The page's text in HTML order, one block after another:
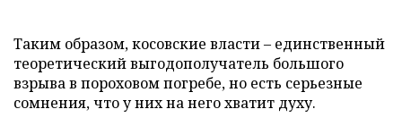
Таким образом, косовские власти – единственный
теоретический выгодополучатель большого
взрыва в пороховом погребе, но есть серьезные
сомнения, что у них на него хватит духу.